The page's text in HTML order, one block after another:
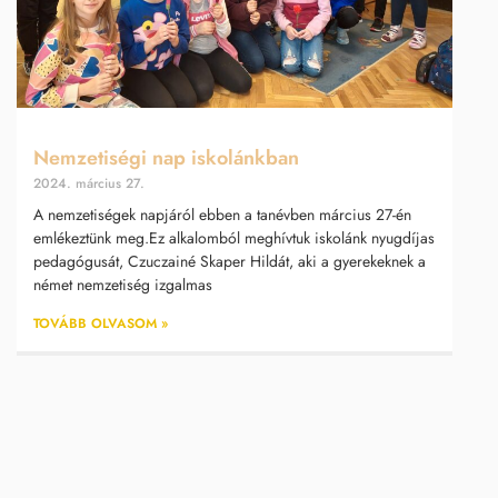
Nemzetiségi nap iskolánkban
2024. március 27.
A nemzetiségek napjáról ebben a tanévben március 27-én
emlékeztünk meg.Ez alkalomból meghívtuk iskolánk nyugdíjas
pedagógusát, Czuczainé Skaper Hildát, aki a gyerekeknek a
német nemzetiség izgalmas
TOVÁBB OLVASOM »